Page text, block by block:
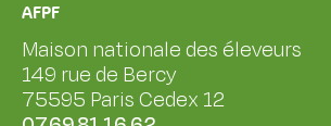
AFPF
Maison nationale des éleveurs
149 rue de Bercy
75595 Paris Cedex 12